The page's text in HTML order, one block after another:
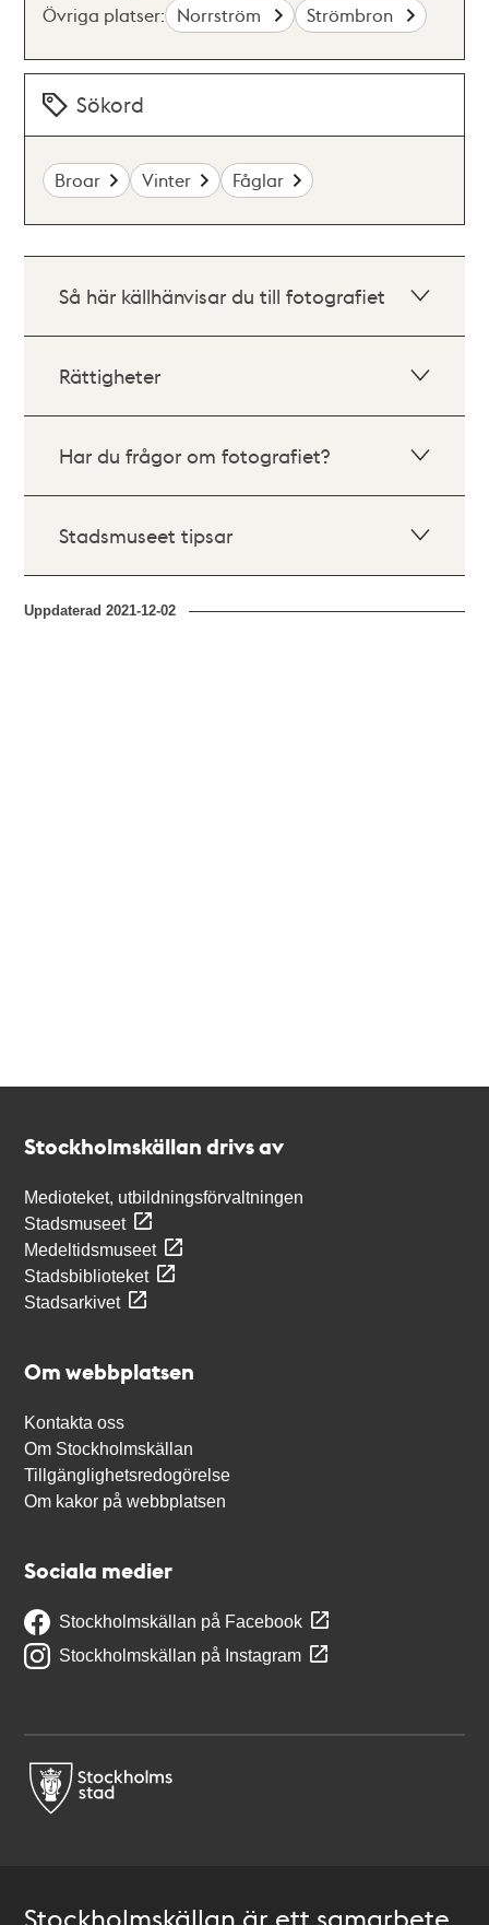
Övriga platser: Norrström Strömbron
Sökord
Broar Vinter Fåglar
Så här källhänvisar du till fotografiet
Rättigheter
Har du frågor om fotografiet?
Stadsmuseet tipsar
Uppdaterad2021-12-02
Stockholmskällan drivs av
Medioteket, utbildningsförvaltningen
Stadsmuseet
Medeltidsmuseet
Stadsbiblioteket
Stadsarkivet
Om webbplatsen
Kontakta oss
Om Stockholmskällan
Tillgänglighetsredogörelse
Om kakor på webbplatsen
Sociala medier
Stockholmskällan på Facebook
Stockholmskällan på Instagram
Stockholmskällan är ett samarbete